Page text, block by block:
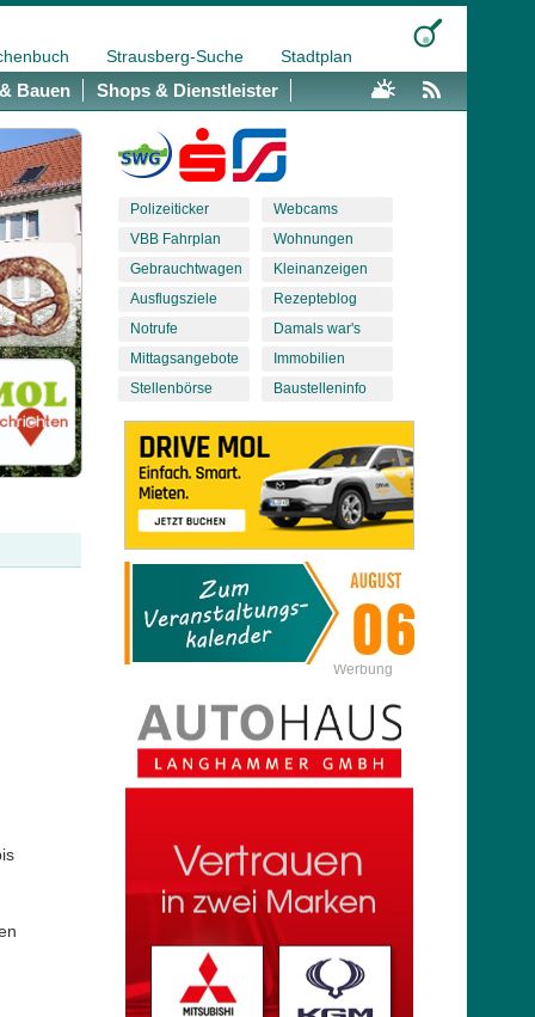
Strausberg-Suche Stadtplan
Bauen Shops & Dienstleister
Polizeiticker
VBB Fahrplan
Gebrauchtwagen
Ausflugsziele
Notrufe
Mittagsangebote
Stellenbörse
Webcams
Wohnungen
Kleinanzeigen
Rezepteblog
Damals war's
Immobilien
Baustelleninfo
Werbung